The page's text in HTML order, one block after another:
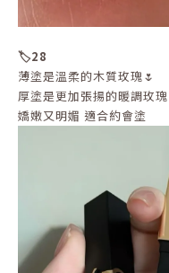
🏷️28
薄塗是溫柔的木質玫瑰🌷
厚塗是更加張揚的暖調玫瑰
嬌嫩又明媚 適合約會塗